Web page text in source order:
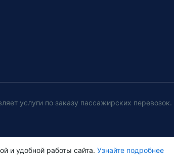
и удобной работы сайта. Узнайте подробнее
услуги по заказу пассажирских перевозок.